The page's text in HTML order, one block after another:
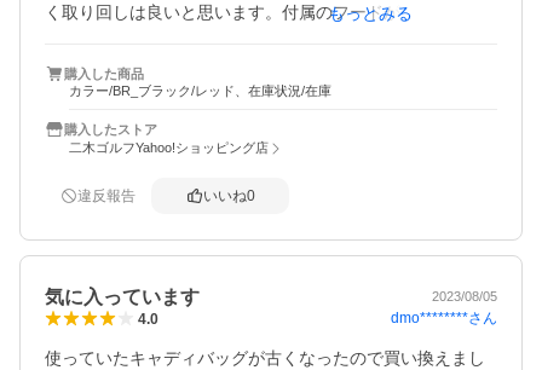
く取り回しは良いと思います。付属のフードが貧弱なので
慮すると機能重視のゴルフバック選択がベストかと。
尚、購入日の翌日には商品が届く迅速な対応のショップで
した。
もっとみる
購入した商品
カラー/BR_ブラック/レッド、在庫状況/在庫
購入したストア
二木ゴルフYahoo!ショッピング店
違反報告 いいね0
気に入っています 2023/08/05
4.0 dmo********さん
使っていたキャディバッグが古くなったので買い換えまし